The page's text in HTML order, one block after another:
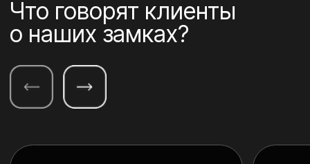
Чтобы получить
подробную онлайн-
консультацию